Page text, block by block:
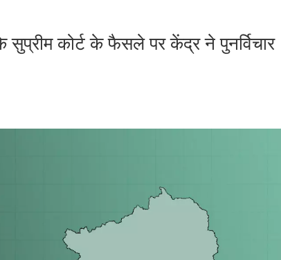
सुप्रीम कोर्ट के फैसले पर केंद्र ने पुनर्विचार